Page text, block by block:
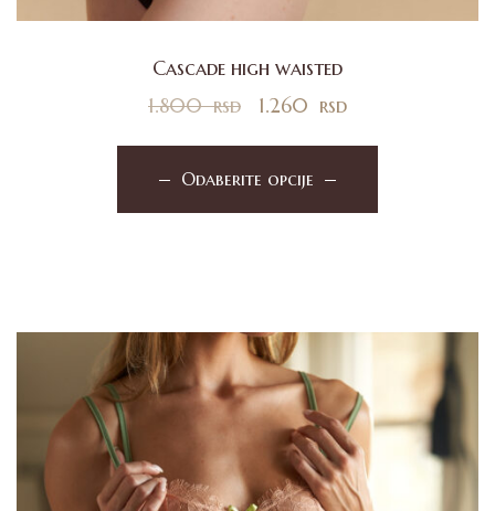
Cascade high waisted
1.800rsd 1.260 rsd
Odaberite opcije